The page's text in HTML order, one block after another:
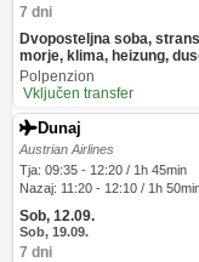
7 dni
Dvoposteljna soba,
morje, klima, heizung,
Polpenzion
Vključen transfer
Dunaj
Austrian Airlines
Tja: 09:35 - 12:20 / 1h 45min
Nazaj: 11:20 - 12:10 / 1h
Sob, 12.09.
Sob, 19.09.
7 dni